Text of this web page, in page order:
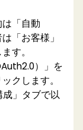
「自動
「お客様」
す。
）」を
クします。
」タブで以